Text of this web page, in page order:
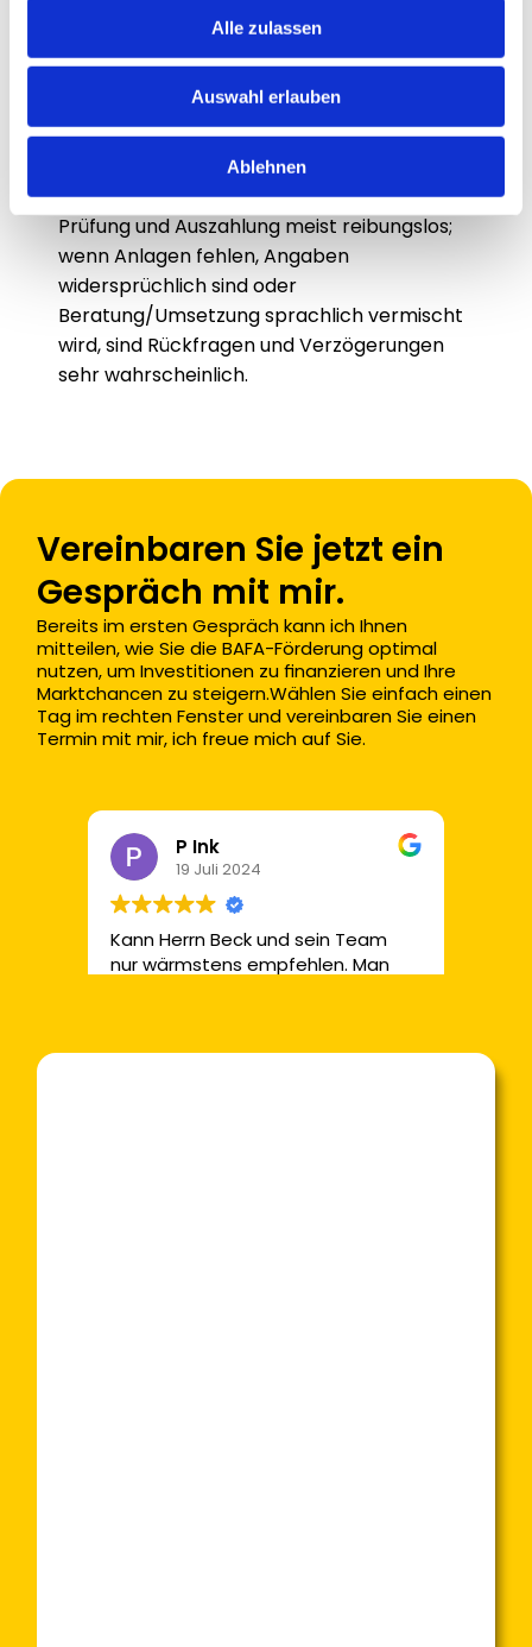
Alle zulassen
Auswahl erlauben
Ablehnen
Checkliste verhindert das. Prozess schlägt
Hektik.
Entscheidungsregeln
(Wenn–Dann)
Wenn Unterlagen vollständig, konsistent und
klar als Beratung dokumentiert sind, laufen
Prüfung und Auszahlung meist reibungslos;
wenn Anlagen fehlen, Angaben
widersprüchlich sind oder
Beratung/Umsetzung sprachlich vermischt
wird, sind Rückfragen und Verzögerungen
sehr wahrscheinlich.
Vereinbaren Sie jetzt ein
Gespräch mit mir.
Bereits im ersten Gespräch kann ich Ihnen
mitteilen, wie Sie die BAFA-Förderung optimal
nutzen, um Investitionen zu finanzieren und Ihre
Marktchancen zu steigern.Wählen Sie einfach einen
Tag im rechten Fenster und vereinbaren Sie einen
Termin mit mir, ich freue mich auf Sie.